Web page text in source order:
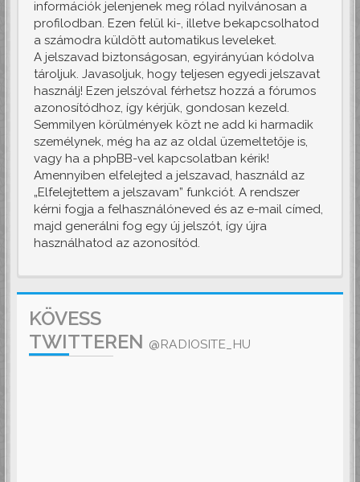
információk jelenjenek meg rólad nyilvánosan a
profilodban. Ezen felül ki-, illetve bekapcsolhatod
a számodra küldött automatikus leveleket.
A jelszavad biztonságosan, egyirányúan kódolva
tároljuk. Javasoljuk, hogy teljesen egyedi jelszavat
használj! Ezen jelszóval férhetsz hozzá a fórumos
azonosítódhoz, így kérjük, gondosan kezeld.
Semmilyen körülmények közt ne add ki harmadik
személynek, még ha az az oldal üzemeltetője is,
vagy ha a phpBB-vel kapcsolatban kérik!
Amennyiben elfelejted a jelszavad, használd az
„Elfelejtettem a jelszavam” funkciót. A rendszer
kérni fogja a felhasználóneved és az e-mail címed,
majd generálni fog egy új jelszót, így újra
használhatod az azonosítód.
KÖVESS
TWITTEREN @RADIOSITE_HU